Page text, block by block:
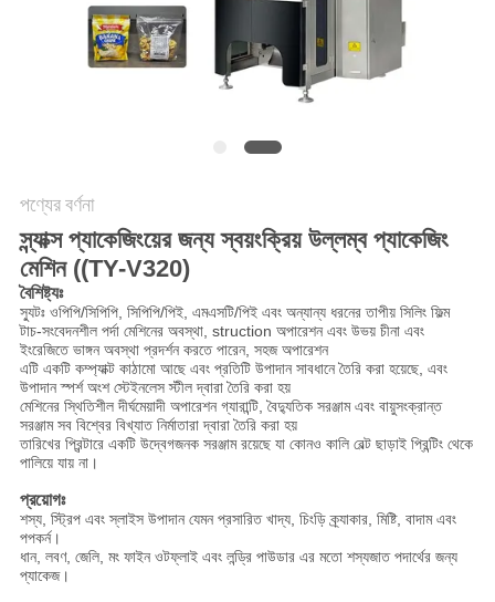
SITEMAP
পণ্যের বর্ণনা
স্ন্যাক্স প্যাকেজিংয়ের জন্য স্বয়ংক্রিয় উল্লম্ব প্যাকেজিং
মেশিন ((TY-V320)
বৈশিষ্ট্যঃ
স্যুটঃ ওপিপি/সিপিপি, সিপিপি/পিই, এমএসটি/পিই এবং অন্যান্য ধরনের তাপীয় সিলিং ফিল্ম
টাচ-সংবেদনশীল পর্দা মেশিনের অবস্থা, struction অপারেশন এবং উভয় চীনা এবং
ইংরেজিতে ভাঙ্গন অবস্থা প্রদর্শন করতে পারেন, সহজ অপারেশন
এটি একটি কম্প্যাক্ট কাঠামো আছে এবং প্রতিটি উপাদান সাবধানে তৈরি করা হয়েছে, এবং
উপাদান স্পর্শ অংশ স্টেইনলেস স্টীল দ্বারা তৈরি করা হয়
মেশিনের স্থিতিশীল দীর্ঘমেয়াদী অপারেশন গ্যারান্টি, বৈদ্যুতিক সরঞ্জাম এবং বায়ুসংক্রান্ত
সরঞ্জাম সব বিশ্বের বিখ্যাত নির্মাতারা দ্বারা তৈরি করা হয়
তারিখের প্রিন্টারে একটি উদ্বেগজনক সরঞ্জাম রয়েছে যা কোনও কালি বেল্ট ছাড়াই প্রিন্টিং থেকে
পালিয়ে যায় না।
প্রয়োগঃ
শস্য, স্ট্রিপ এবং স্লাইস উপাদান যেমন প্রসারিত খাদ্য, চিংড়ি ক্র্যাকার, মিষ্টি, বাদাম এবং
পপকর্ন।
ধান, লবণ, জেলি, মং ফাইন ওটফ্লাই এবং লন্ড্রি পাউডার এর মতো শস্যজাত পদার্থের জন্য
প্যাকেজ।